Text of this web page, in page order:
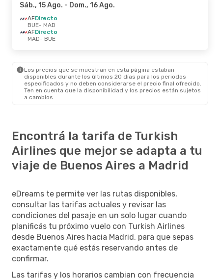
Sáb., 15 Ago. - Dom., 16 Ago.
AFDirecto
BUE- MAD
AFDirecto
MAD- BUE
Los precios que se muestran en esta página estaban
disponibles durante los últimos 20 días para los periodos
especificados y no deben considerarse el precio final ofrecido.
Ten en cuenta que la disponibilidad y los precios están sujetos
a cambios.
Encontrá la tarifa de Turkish
Airlines que mejor se adapta a tu
viaje de Buenos Aires a Madrid
eDreams te permite ver las rutas disponibles,
consultar las tarifas actuales y revisar las
condiciones del pasaje en un solo lugar cuando
planificás tu próximo vuelo con Turkish Airlines
desde Buenos Aires hacia Madrid, para que sepas
exactamente qué estás reservando antes de
confirmar.
Las tarifas y los horarios cambian con frecuencia